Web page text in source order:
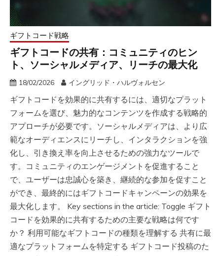
ギフトコード戦略
ギフトコードの共有：コミュニティのヒン
ト、ソーシャルメディア、リーチの最大化
18/02/2026 イングリッド・ハルヴォルセン
ギフトコードを効果的に共有するには、適切なプラット
フォームを選び、魅力的なコンテンツを作成する戦略的
アプローチが必要です。ソーシャルメディアは、より広
範なオーディエンスにリーチし、インタラクションを強
化し、引き換え率を向上させるための強力なツールで
す。コミュニティのエンゲージメントを促進すること
で、ユーザーは忠誠心を築き、継続的な参加を促すこと
ができ、最終的にはギフトコードキャンペーンの効果を
最大化します。 Key sections in the article: Toggle ギフト
コードを効果的に共有するための主要な戦略は何です
か？ 利用可能なギフトコードの種類を理解する 共有に最
適なプラットフォームを特定する ギフトコード投稿のた